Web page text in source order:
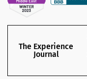
The Experience
Journal